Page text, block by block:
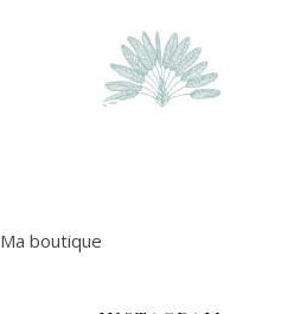
Ma boutique